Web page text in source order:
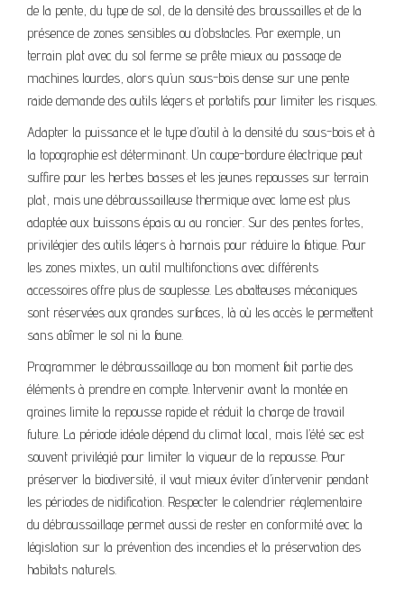
de la pente, du type de sol, de la densité des broussailles et de la
présence de zones sensibles ou d’obstacles. Par exemple, un
terrain plat avec du sol ferme se prête mieux au passage de
machines lourdes, alors qu’un sous-bois dense sur une pente
raide demande des outils légers et portatifs pour limiter les risques.
Adapter la puissance et le type d’outil à la densité du sous-bois et à
la topographie est déterminant. Un coupe-bordure électrique peut
suffire pour les herbes basses et les jeunes repousses sur terrain
plat, mais une débroussailleuse thermique avec lame est plus
adaptée aux buissons épais ou au roncier. Sur des pentes fortes,
privilégier des outils légers à harnais pour réduire la fatigue. Pour
les zones mixtes, un outil multifonctions avec différents
accessoires offre plus de souplesse. Les abatteuses mécaniques
sont réservées aux grandes surfaces, là où les accès le permettent
sans abîmer le sol ni la faune.
Programmer le débroussaillage au bon moment fait partie des
éléments à prendre en compte. Intervenir avant la montée en
graines limite la repousse rapide et réduit la charge de travail
future. La période idéale dépend du climat local, mais l’été sec est
souvent privilégié pour limiter la vigueur de la repousse. Pour
préserver la biodiversité, il vaut mieux éviter d’intervenir pendant
les périodes de nidification. Respecter le calendrier réglementaire
du débroussaillage permet aussi de rester en conformité avec la
législation sur la prévention des incendies et la préservation des
habitats naturels.